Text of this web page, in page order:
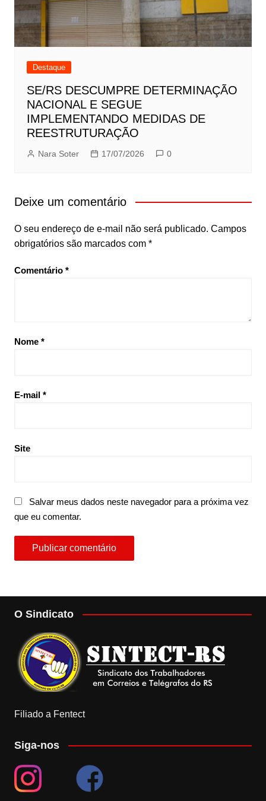
Destaque
SE/RS DESCUMPRE DETERMINAÇÃO
NACIONAL E SEGUE
IMPLEMENTANDO MEDIDAS DE
REESTRUTURAÇÃO
Nara Soter 17/07/2026 0
Deixe um comentário
O seu endereço de e-mail não será publicado. Campos
obrigatórios são marcados com *
Comentário *
Nome *
E-mail *
Site
Salvar meus dados neste navegador para a próxima vez
que eu comentar.
O Sindicato
Filiado a Fentect
Siga-nos